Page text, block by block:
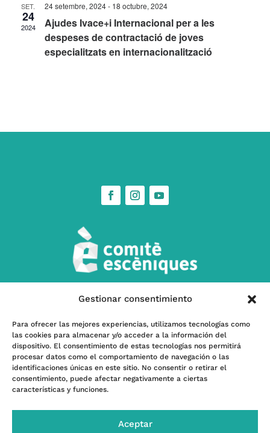
Gestionar consentimiento
Para ofrecer las mejores experiencias, utilizamos tecnologías como
las cookies para almacenar y/o acceder a la información del
dispositivo. El consentimiento de estas tecnologías nos permitirá
procesar datos como el comportamiento de navegación o las
identificaciones únicas en este sitio. No consentir o retirar el
consentimiento, puede afectar negativamente a ciertas
características y funciones.
Aceptar
SET.
24
2024
24 setembre, 2024- 18 octubre, 2024
Ajudes Ivace+i Internacional per a les
despeses de contractació de joves
especialitzats en internacionalització
w Contacta’ns
l Subscriu-te a nostra Newsletter
Programa kit Digital – Financiado por la Unión
Europea -Next GenerationEU- |Financiado por el
INAEM, Ministerio de Cultura y Deporte